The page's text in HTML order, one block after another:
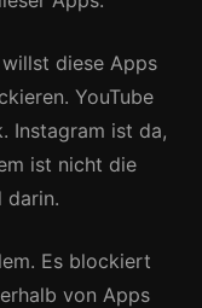
diese Apps
YouTube
Instagram ist da,
ist nicht die
darin.
Es blockiert
von Apps